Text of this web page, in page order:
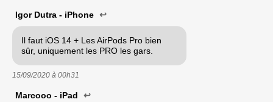
Igor Dutra - iPhone ↩
Il faut iOS 14 + Les AirPods Pro bien
sûr, uniquement les PRO les gars.
15/09/2020 à 00h31
Marcooo - iPad ↩